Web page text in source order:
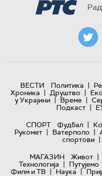
ВЕСТИ Политика |
Хроника | Друштво |
у Украјини | Време |
Подкаст |
СПОРТ
Фудбал |
Рукомет | Ватерполо |
спортови |
МАГАЗИН
Живот |
Технологијa | Путујемо
Филм и ТВ | Наука |